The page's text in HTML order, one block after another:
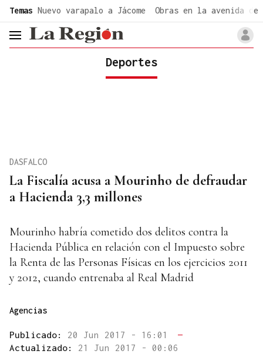
Temas Nuevo varapalo a Jácome Obras en la avenida de
header.menu.open
Deportes
La Fiscalía acusa a Mourinho de defraudar
a Hacienda 3,3 millones
DASFALCO
Mourinho habría cometido dos delitos contra la
Hacienda Pública en relación con el Impuesto sobre
la Renta de las Personas Físicas en los ejercicios 2011
y 2012, cuando entrenaba al Real Madrid
Agencias
Publicado: 20 Jun 2017 - 16:01
—
Actualizado: 21 Jun 2017 - 00:06